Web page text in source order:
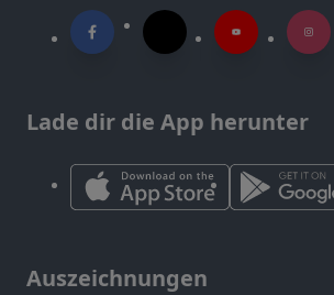
Lade dir die App herunter
Auszeichnungen